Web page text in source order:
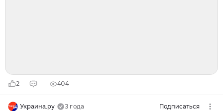
2 404
Украина.ру 3 года Подписаться